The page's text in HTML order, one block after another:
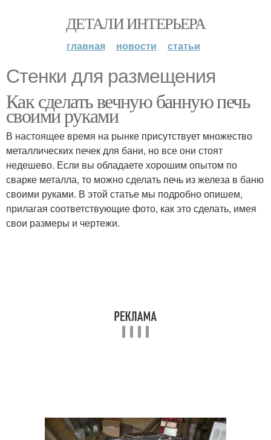
ДЕТАЛИ ИНТЕРЬЕРА
главная новости статьи
Стенки для размещения
Как сделать вечную банную печь
своими руками
В настоящее время на рынке присутствует множество
металлических печек для бани, но все они стоят
недешево. Если вы обладаете хорошим опытом по
сварке металла, то можно сделать печь из железа в баню
своими руками. В этой статье мы подробно опишем,
прилагая соответствующие фото, как это сделать, имея
свои размеры и чертежи.